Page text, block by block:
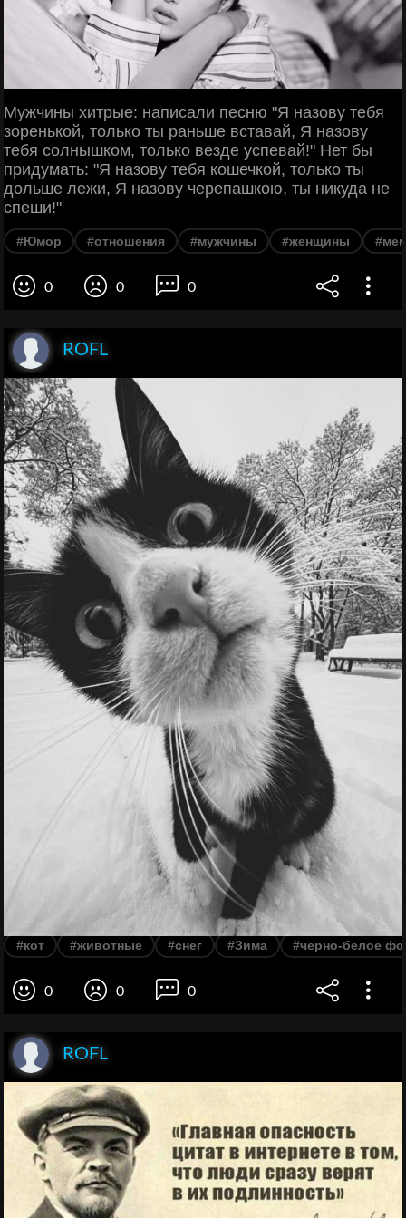
Мужчины хитрые: написали песню "Я назову тебя
зоренькой, только ты раньше вставай, Я назову
тебя солнышком, только везде успевай!" Нет бы
придумать: "Я назову тебя кошечкой, только ты
дольше лежи, Я назову черепашкою, ты никуда не
спеши!"
#Юмор #отношения #мужчины #женщины
0 0 0
ROFL
#кот #животные #снег #Зима #черно-белое
0 0 0
ROFL